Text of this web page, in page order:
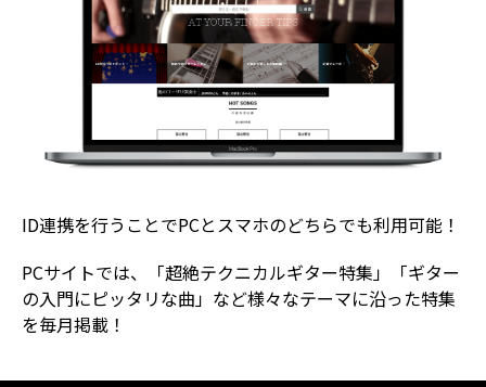
ID連携を行うことでPCとスマホのどちらでも利用可能！
PCサイトでは、「超絶テクニカルギター特集」「ギター
の入門にピッタリな曲」など様々なテーマに沿った特集
を毎月掲載！